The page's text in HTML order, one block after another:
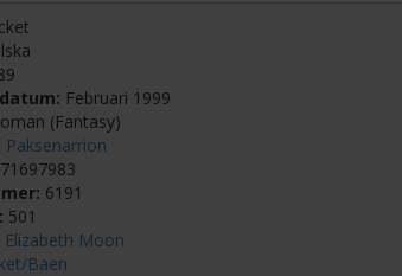
Februari 1999
(Fantasy)
Paksenarrion
6191
501
Elizabeth Moon
Baen